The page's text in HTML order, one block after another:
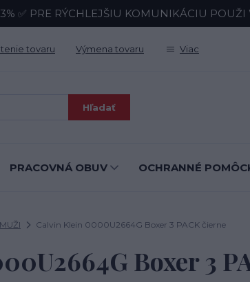
✅ PRE RÝCHLEJŠIU KOMUNIKÁCIU
tovaru Výmena tovaru Viac
Hľadať
PRACOVNÁ OBUV OCHRANNÉ
MUŽI Calvin Klein 0000U2664G Boxer 3 PACK čierne
Boxer 3